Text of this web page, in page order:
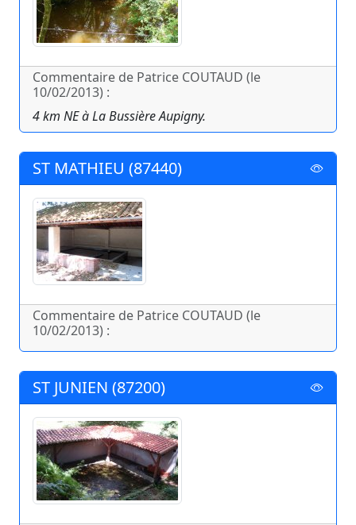
Commentaire de Patrice COUTAUD (le
10/02/2013) :
4 km NE à La Bussière Aupigny.
ST MATHIEU (87440)
Commentaire de Patrice COUTAUD (le
10/02/2013) :
ST JUNIEN (87200)